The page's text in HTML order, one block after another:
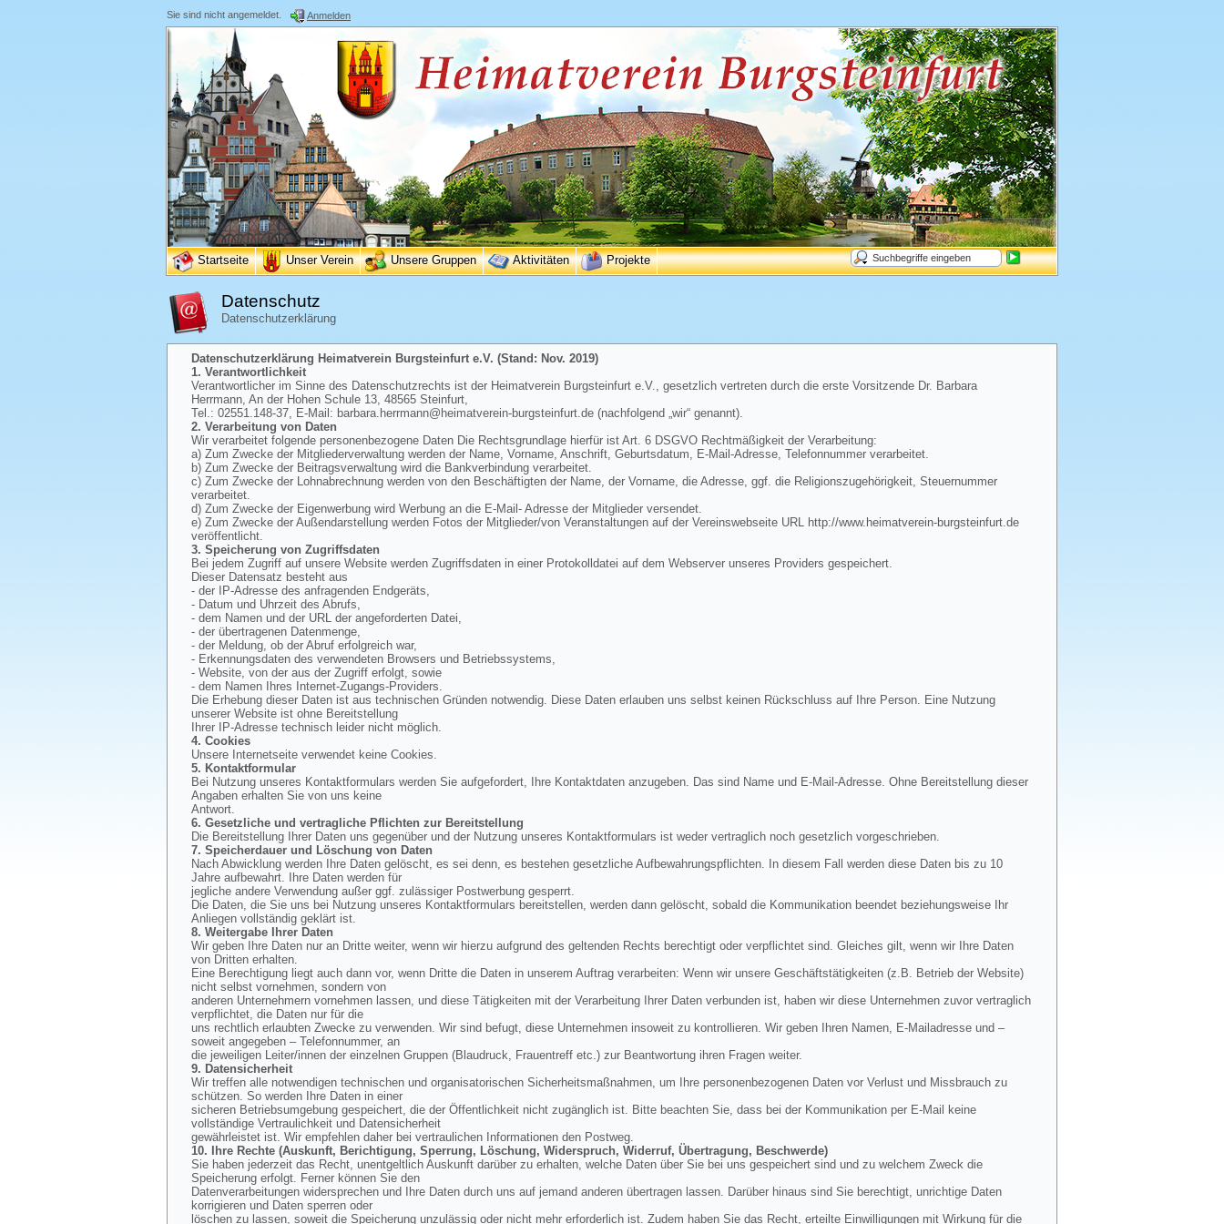
Sie sind nicht angemeldet. Anmelden
Startseite Unser Verein Unsere Gruppen Aktivitäten Projekte
Datenschutz
Datenschutzerklärung
Datenschutzerklärung Heimatverein Burgsteinfurt e.V. (Stand: Nov. 2019)
1. Verantwortlichkeit
Verantwortlicher im Sinne des Datenschutzrechts ist der Heimatverein Burgsteinfurt e.V., gesetzlich vertreten durch die erste Vorsitzende Dr. Barbara
Herrmann, An der Hohen Schule 13, 48565 Steinfurt,
Tel.: 02551.148-37, E-Mail: barbara.herrmann@heimatverein-burgsteinfurt.de (nachfolgend „wir“ genannt).
2. Verarbeitung von Daten
Wir verarbeitet folgende personenbezogene Daten Die Rechtsgrundlage hierfür ist Art. 6 DSGVO Rechtmäßigkeit der Verarbeitung:
a) Zum Zwecke der Mitgliederverwaltung werden der Name, Vorname, Anschrift, Geburtsdatum, E-Mail-Adresse, Telefonnummer verarbeitet.
b) Zum Zwecke der Beitragsverwaltung wird die Bankverbindung verarbeitet.
c) Zum Zwecke der Lohnabrechnung werden von den Beschäftigten der Name, der Vorname, die Adresse, ggf. die Religionszugehörigkeit, Steuernummer
verarbeitet.
d) Zum Zwecke der Eigenwerbung wird Werbung an die E-Mail- Adresse der Mitglieder versendet.
e) Zum Zwecke der Außendarstellung werden Fotos der Mitglieder/von Veranstaltungen auf der Vereinswebseite URL http://www.heimatverein-burgsteinfurt.de
veröffentlicht.
3. Speicherung von Zugriffsdaten
Bei jedem Zugriff auf unsere Website werden Zugriffsdaten in einer Protokolldatei auf dem Webserver unseres Providers gespeichert.
Dieser Datensatz besteht aus
- der IP-Adresse des anfragenden Endgeräts,
- Datum und Uhrzeit des Abrufs,
- dem Namen und der URL der angeforderten Datei,
- der übertragenen Datenmenge,
- der Meldung, ob der Abruf erfolgreich war,
- Erkennungsdaten des verwendeten Browsers und Betriebssystems,
- Website, von der aus der Zugriff erfolgt, sowie
- dem Namen Ihres Internet-Zugangs-Providers.
Die Erhebung dieser Daten ist aus technischen Gründen notwendig. Diese Daten erlauben uns selbst keinen Rückschluss auf Ihre Person. Eine Nutzung
unserer Website ist ohne Bereitstellung
Ihrer IP-Adresse technisch leider nicht möglich.
4. Cookies
Unsere Internetseite verwendet keine Cookies.
5. Kontaktformular
Bei Nutzung unseres Kontaktformulars werden Sie aufgefordert, Ihre Kontaktdaten anzugeben. Das sind Name und E-Mail-Adresse. Ohne Bereitstellung dieser
Angaben erhalten Sie von uns keine
Antwort.
6. Gesetzliche und vertragliche Pflichten zur Bereitstellung
Die Bereitstellung Ihrer Daten uns gegenüber und der Nutzung unseres Kontaktformulars ist weder vertraglich noch gesetzlich vorgeschrieben.
7. Speicherdauer und Löschung von Daten
Nach Abwicklung werden Ihre Daten gelöscht, es sei denn, es bestehen gesetzliche Aufbewahrungspflichten. In diesem Fall werden diese Daten bis zu 10
Jahre aufbewahrt. Ihre Daten werden für
jegliche andere Verwendung außer ggf. zulässiger Postwerbung gesperrt.
Die Daten, die Sie uns bei Nutzung unseres Kontaktformulars bereitstellen, werden dann gelöscht, sobald die Kommunikation beendet beziehungsweise Ihr
Anliegen vollständig geklärt ist.
8. Weitergabe Ihrer Daten
Wir geben Ihre Daten nur an Dritte weiter, wenn wir hierzu aufgrund des geltenden Rechts berechtigt oder verpflichtet sind. Gleiches gilt, wenn wir Ihre Daten
von Dritten erhalten.
Eine Berechtigung liegt auch dann vor, wenn Dritte die Daten in unserem Auftrag verarbeiten: Wenn wir unsere Geschäftstätigkeiten (z.B. Betrieb der Website)
nicht selbst vornehmen, sondern von
anderen Unternehmern vornehmen lassen, und diese Tätigkeiten mit der Verarbeitung Ihrer Daten verbunden ist, haben wir diese Unternehmen zuvor vertraglich
verpflichtet, die Daten nur für die
uns rechtlich erlaubten Zwecke zu verwenden. Wir sind befugt, diese Unternehmen insoweit zu kontrollieren. Wir geben Ihren Namen, E-Mailadresse und –
soweit angegeben – Telefonnummer, an
die jeweiligen Leiter/innen der einzelnen Gruppen (Blaudruck, Frauentreff etc.) zur Beantwortung ihren Fragen weiter.
9. Datensicherheit
Wir treffen alle notwendigen technischen und organisatorischen Sicherheitsmaßnahmen, um Ihre personenbezogenen Daten vor Verlust und Missbrauch zu
schützen. So werden Ihre Daten in einer
sicheren Betriebsumgebung gespeichert, die der Öffentlichkeit nicht zugänglich ist. Bitte beachten Sie, dass bei der Kommunikation per E-Mail keine
vollständige Vertraulichkeit und Datensicherheit
gewährleistet ist. Wir empfehlen daher bei vertraulichen Informationen den Postweg.
10. Ihre Rechte (Auskunft, Berichtigung, Sperrung, Löschung, Widerspruch, Widerruf, Übertragung, Beschwerde)
Sie haben jederzeit das Recht, unentgeltlich Auskunft darüber zu erhalten, welche Daten über Sie bei uns gespeichert sind und zu welchem Zweck die
Speicherung erfolgt. Ferner können Sie den
Datenverarbeitungen widersprechen und Ihre Daten durch uns auf jemand anderen übertragen lassen. Darüber hinaus sind Sie berechtigt, unrichtige Daten
korrigieren und Daten sperren oder
löschen zu lassen, soweit die Speicherung unzulässig oder nicht mehr erforderlich ist. Zudem haben Sie das Recht, erteilte Einwilligungen mit Wirkung für die